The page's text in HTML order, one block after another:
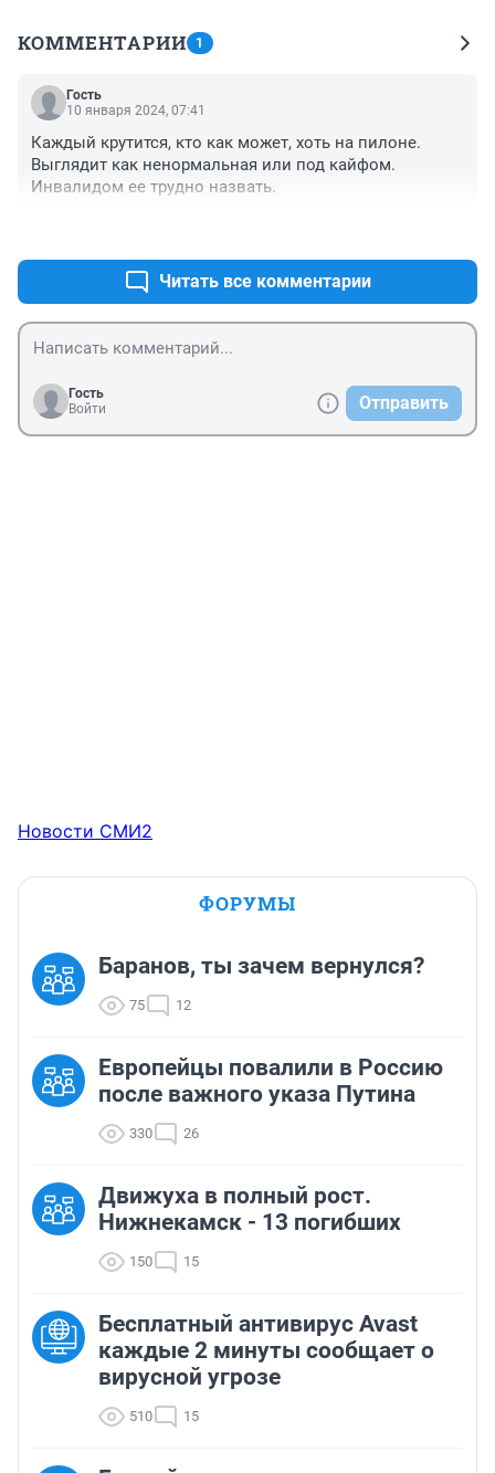
КОММЕНТАРИИ 1
Гость
10 января 2024, 07:41
Каждый крутится, кто как может, хоть на пилоне.
Выглядит как ненормальная или под кайфом.
Инвалидом ее трудно назвать.
Читать все комментарии
Гость
Войти
Отправить
Новости СМИ2
ФОРУМЫ
Баранов, ты зачем вернулся?
75 12
Европейцы повалили в Россию
после важного указа Путина
330 26
Движуха в полный рост.
Нижнекамск - 13 погибших
150 15
Бесплатный антивирус Avast
каждые 2 минуты сообщает о
вирусной угрозе
510 15